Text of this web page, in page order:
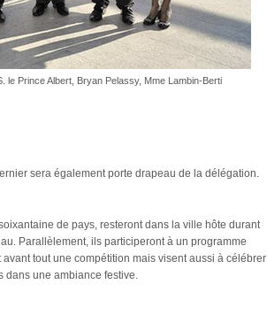
le Prince Albert, Bryan Pelassy, Mme Lambin-Berti
sera également porte drapeau de la délégation.
de pays, resteront dans la ville hôte durant
Parallèlement, ils participeront à un programme
tout une compétition mais visent aussi à célébrer
une ambiance festive.